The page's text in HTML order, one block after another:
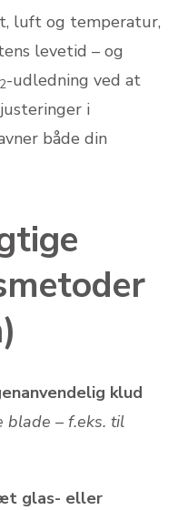
luft og temperatur,
levetid – og
2-udledning ved at
i
både din
klud
blade – f.eks. til
glas- eller